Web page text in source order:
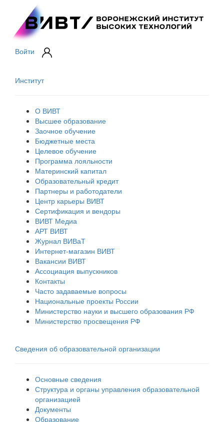
Войти
Институт
О ВИВТ
Высшее образование
Заочное обучение
Бюджетные места
Целевое обучение
Программа лояльности
Материнский капитал
Образовательный кредит
Партнеры и работодатели
Центр карьеры ВИВТ
Сертификация и вендоры
ВИВТ Медиа
АРТ ВИВТ
Журнал ВИВаТ
Интернет-магазин ВИВТ
Вакансии ВИВТ
Ассоциация выпускников
Контакты
Часто задаваемые вопросы
Национальные проекты России
Министерство науки и высшего образования РФ
Министерство просвещения РФ
Сведения об образовательной организации
Основные сведения
Структура и органы управления образовательной
организацией
Документы
Образование